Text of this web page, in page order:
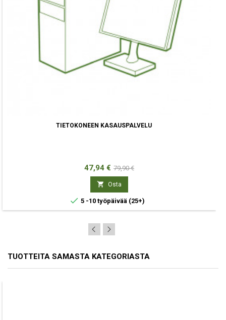
TIETOKONEEN KASAUSPALVELU
Hinta
47,94 € Normaali
hinta
79,90 €
 Osta
 5 -10 työpäivää (25+)
TUOTTEITA SAMASTA KATEGORIASTA